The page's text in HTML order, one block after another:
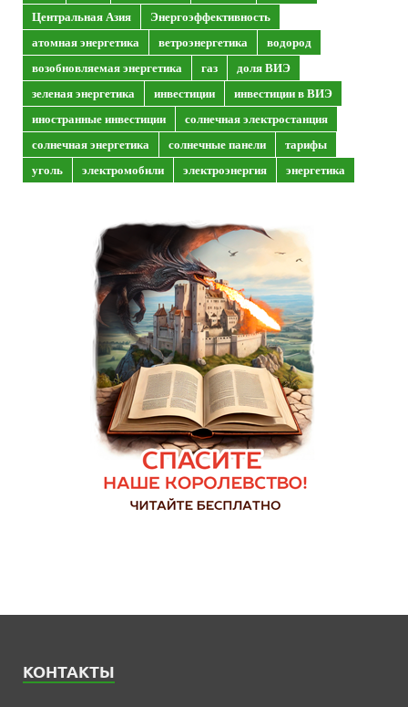
Центральная Азия
Энергоэффективность
атомная энергетика
ветроэнергетика
водород
возобновляемая энергетика
газ
доля ВИЭ
зеленая энергетика
инвестиции
инвестиции в ВИЭ
иностранные инвестиции
солнечная электростанция
солнечная энергетика
солнечные панели
тарифы
уголь
электромобили электроэнергия энергетика
КОНТАКТЫ